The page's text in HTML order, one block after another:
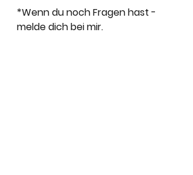
*Wenn du noch Fragen hast -
melde dich bei mir.